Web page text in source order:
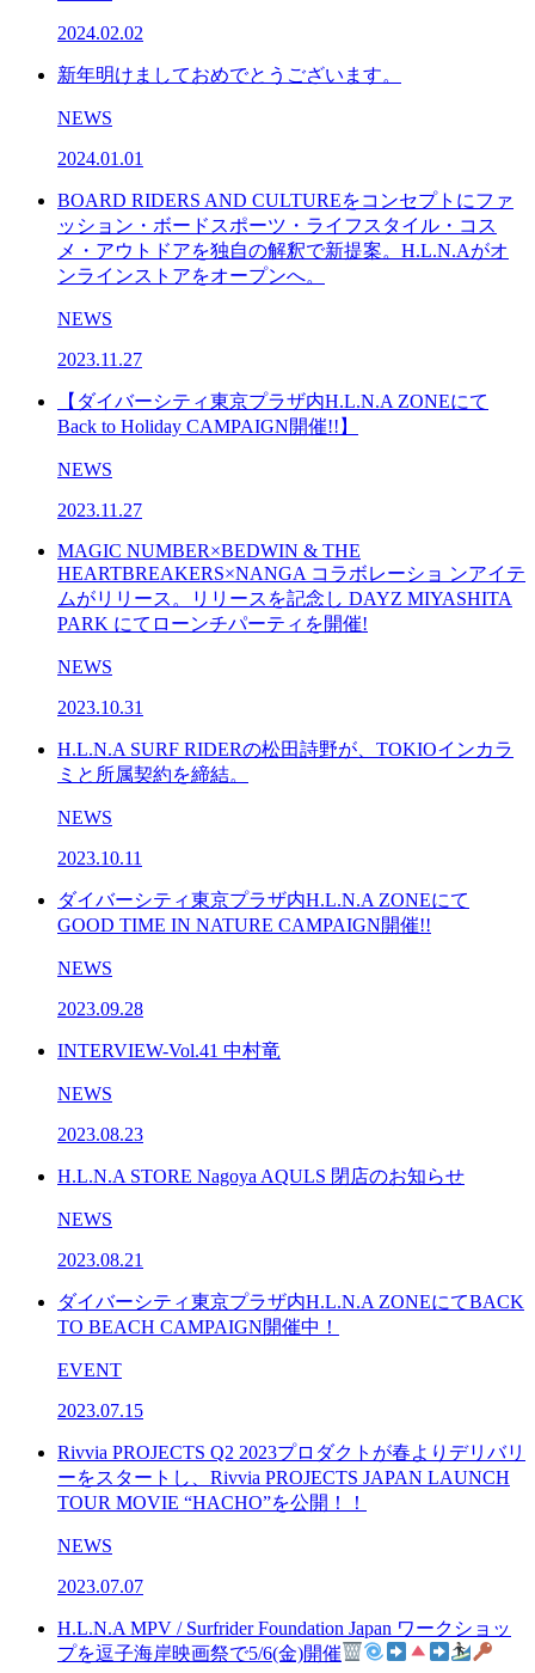
2024.02.02
新年明けましておめでとうございます。
NEWS
2024.01.01
BOARD RIDERS AND CULTUREをコンセプトにファ
ッション・ボードスポーツ・ライフスタイル・コス
メ・アウトドアを独自の解釈で新提案。H.L.N.Aがオ
ンラインストアをオープンへ。
NEWS
2023.11.27
【ダイバーシティ東京プラザ内H.L.N.A ZONEにて
Back to Holiday CAMPAIGN開催!!】
NEWS
2023.11.27
MAGIC NUMBER×BEDWIN & THE
HEARTBREAKERS×NANGA コラボレーショ ンアイテ
ムがリリース。リリースを記念し DAYZ MIYASHITA
PARK にてローンチパーティを開催!
NEWS
2023.10.31
H.L.N.A SURF RIDERの松田詩野が、TOKIOインカラ
ミと所属契約を締結。
NEWS
2023.10.11
ダイバーシティ東京プラザ内H.L.N.A ZONEにて
GOOD TIME IN NATURE CAMPAIGN開催!!
NEWS
2023.09.28
INTERVIEW-Vol.41 中村竜
NEWS
2023.08.23
H.L.N.A STORE Nagoya AQULS 閉店のお知らせ
NEWS
2023.08.21
ダイバーシティ東京プラザ内H.L.N.A ZONEにてBACK
TO BEACH CAMPAIGN開催中！
EVENT
2023.07.15
Rivvia PROJECTS Q2 2023プロダクトが春よりデリバリ
ーをスタートし、Rivvia PROJECTS JAPAN LAUNCH
TOUR MOVIE “HACHO”を公開！！
NEWS
2023.07.07
H.L.N.A MPV / Surfrider Foundation Japan ワークショッ
プを逗子海岸映画祭で5/6(金)開催